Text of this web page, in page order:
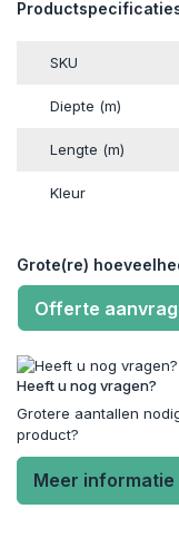
SKU
Diepte (m)
Lengte (m)
Kleur
Grote(re)
Offerte
Heeft u nog vragen?
Grotere aantallen
product?
Meer